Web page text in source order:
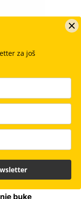
ljeto uz
se za samo
buke
za još